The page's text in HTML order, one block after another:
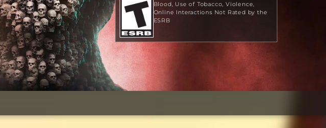
Blood Use of Tobacco Violence
Online Interactions Not Rated by the
ESRB